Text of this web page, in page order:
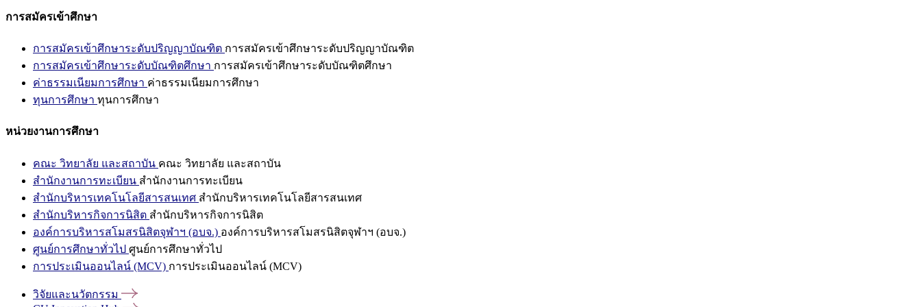
การสมัครเข้าศึกษา
การสมัครเข้าศึกษาระดับปริญญาบัณฑิต การสมัครเข้าศึกษาระดับปริญญาบัณฑิต
การสมัครเข้าศึกษาระดับบัณฑิตศึกษา การสมัครเข้าศึกษาระดับบัณฑิตศึกษา
ค่าธรรมเนียมการศึกษา ค่าธรรมเนียมการศึกษา
ทุนการศึกษา ทุนการศึกษา
หน่วยงานการศึกษา
คณะ วิทยาลัย และสถาบัน คณะ วิทยาลัย และสถาบัน
สำนักงานการทะเบียน สำนักงานการทะเบียน
สำนักบริหารเทคโนโลยีสารสนเทศ สำนักบริหารเทคโนโลยีสารสนเทศ
สำนักบริหารกิจการนิสิต สำนักบริหารกิจการนิสิต
องค์การบริหารสโมสรนิสิตจุฬาฯ (อบจ.) องค์การบริหารสโมสรนิสิตจุฬาฯ (อบจ.)
ศูนย์การศึกษาทั่วไป ศูนย์การศึกษาทั่วไป
การประเมินออนไลน์ (MCV) การประเมินออนไลน์ (MCV)
วิจัยและนวัตกรรม